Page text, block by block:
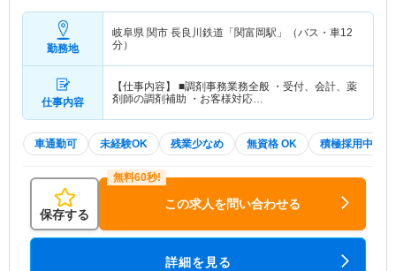
勤務地
岐阜県 関市 長良川鉄道「関富岡駅」（バス・車12
分）
仕事内容
【仕事内容】 ■調剤事務業務全般 ・受付、会計、薬
剤師の調剤補助 ・お客様対応…
車通勤可 未経験OK 残業少なめ 無資格 OK 積極採用中
保存する
この求人を問い合わせる
詳細を見る